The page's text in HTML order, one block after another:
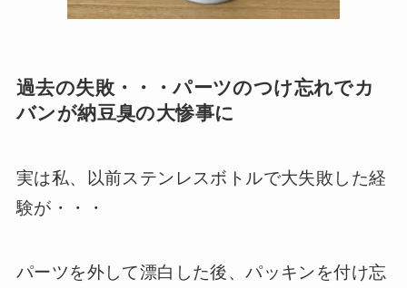
過去の失敗・・・パーツのつけ忘れでカ
バンが納豆臭の大惨事に
実は私、以前ステンレスボトルで大失敗した経
験が・・・
パーツを外して漂白した後、パッキンを付け忘